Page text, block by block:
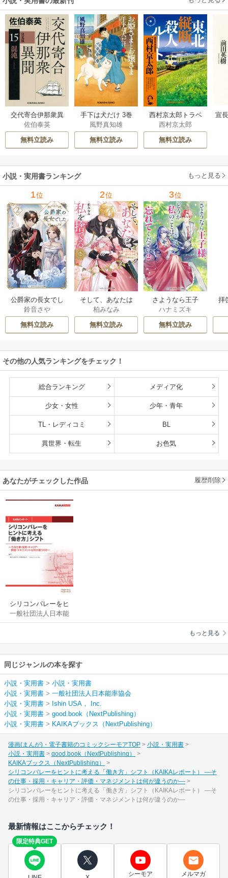
交代寄合伊那衆異
聞 15巻
佐伯泰英
無料立読み
手下は犬だけ 3巻
風野真知雄
無料立読み
西村京太郎トラベ
ルミステリー・セ
レクション 2巻
西村京太郎
無料立読み
宣
小説・実用書ランキング もっと見る
1位
公爵家の長女でし
た
鈴音さや
無料立読み
2位
そして、あなたは
私を捨てる
柏みなみ
無料立読み
3位
さようなら王子
様、どうか私のこ
とは忘れてくださ
い
ハナミズキ
無料立読み
拝
その他の人気ランキングをチェック！
総合ランキング メディア化
少女・女性 少年・青年
TL・レディコミ BL
異世界・転生 お色気
あなたがチェックした作品 履歴削除
シリコンバレーをヒ
ントに考える「働き
方」シフト（KAIKA
事・採用・キャリ
ア・評価・マネジメ
ントは何が違うのか
―
一般社団法人日本能
率協会/Ishin USA，
もっと見る
同じジャンルの本を探す
小説・実用書 > 小説・実用書
小説・実用書 > 一般社団法人日本能率協会
小説・実用書 > Ishin USA， Inc.
小説・実用書 > good.book（NextPublishing）
小説・実用書 > KAIKAブックス（NextPublishing）
漫画(まんが)・電子書籍のコミックシーモアTOP
小説・実用書
小説・実用書
good.book（NextPublishing）
KAIKAブックス（NextPublishing）
シリコンバレーをヒントに考える「働き方」シフト（KAIKAレポート） ―そ
の仕事・採用・キャリア・評価・マネジメントは何が違うのか―
シリコンバレーをヒントに考える「働き方」シフト（KAIKAレポート） ―そ
の仕事・採用・キャリア・評価・マネジメントは何が違うのか―
最新情報はここからチェック！
限定特典GET
シーモア
メルマガ